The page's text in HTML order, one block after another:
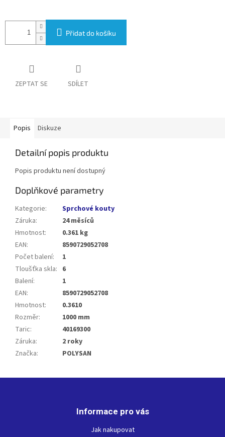
Přidat do košíku
ZEPTAT SE SDÍLET
Popis Diskuze
Detailní popis produktu
Popis produktu není dostupný
Doplňkové parametry
Kategorie:
Sprchové kouty
Záruka:
24 měsíců
Hmotnost:
0.361 kg
EAN:
8590729052708
Počet balení:
1
Tloušťka skla: 6
Balení:
1
EAN:
8590729052708
Hmotnost:
0.3610
Rozměr:
1000 mm
Taric:
40169300
Záruka:
2 roky
Značka: POLYSAN
Informace pro vás
Jak nakupovat